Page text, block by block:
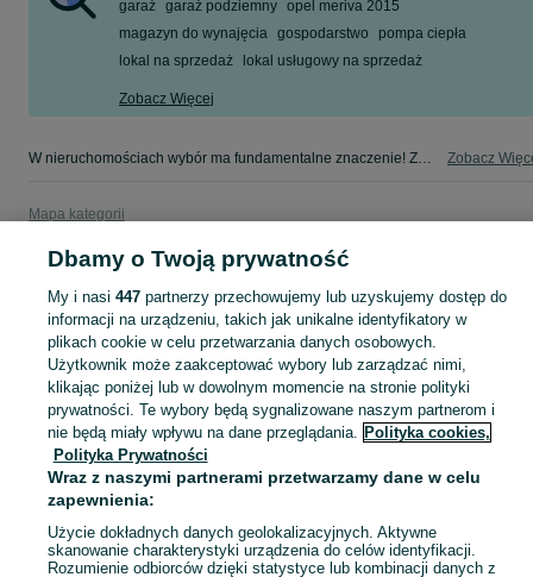
garaż garaż podziemny opel meriva 2015
magazyn do wynajęcia gospodarstwo
pompa ciepła
lokal na sprzedaż
lokal usługowy na sprzedaż
Zobacz Więcej
W nieruchomościach wybór ma fundamentalne znaczenie! Znajdź wymarzony lokal w kategorii Nieruchomości na OLX - Mysłowice i okolice! Zobacz
Mapa kategorii
Mapa ministron
Popularne wyszukiwania
Dbamy o Twoją prywatność
My i nasi 447partnerzy przechowujemy lub uzyskujemy dostęp do
informacji na urządzeniu, takich jak unikalne identyfikatory w
plikach cookie w celu przetwarzania danych osobowych.
Użytkownik może zaakceptować wybory lub zarządzać nimi,
klikając poniżej lub w dowolnym momencie na stronie polityki
prywatności. Te wybory będą sygnalizowane naszym partnerom i
nie będą miały wpływu na dane przeglądania. Polityka cookies,
Polityka Prywatności
Wraz z naszymi partnerami przetwarzamy dane w celu
zapewnienia:
Użycie dokładnych danych geolokalizacyjnych. Aktywne
skanowanie charakterystyki urządzenia do celów identyfikacji.
Rozumienie odbiorców dzięki statystyce lub kombinacji danych z